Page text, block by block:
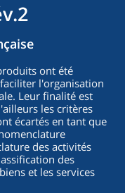
ont été
l'organisation
Leur finalité est
les critères
écartés en tant que
des activités
des
et les services